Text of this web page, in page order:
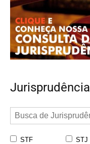
Jurisprudência
STF STJ